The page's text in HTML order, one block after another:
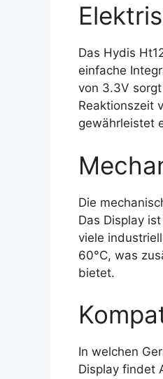
Das Hydis
einfache
von 3.3V
Reaktionszeit
gewährleistet
Die
Das Display
viele
60°C, was
bietet.
In welchen
Display findet